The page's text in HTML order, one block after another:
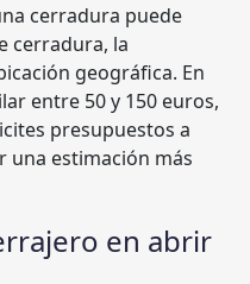
cerradura puede
cerradura, la
geográfica. En
entre 50 y 150 euros,
presupuestos a
una estimación más
en abrir